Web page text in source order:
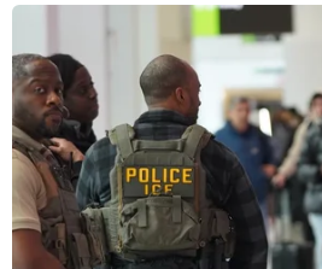
TP Hồ Chí Minh: Bắt khẩn cấp
mẫu có hành vi bạo hành trẻ
trường mầm non
08/08/2026 01:33